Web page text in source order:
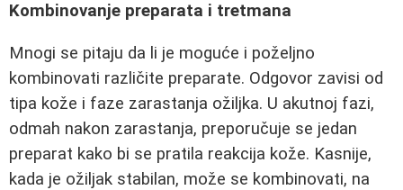
Kombinovanje preparata i tretmana
Mnogi se pitaju da li je moguće i poželjno
kombinovati različite preparate. Odgovor zavisi od
tipa kože i faze zarastanja ožiljka. U akutnoj fazi,
odmah nakon zarastanja, preporučuje se jedan
preparat kako bi se pratila reakcija kože. Kasnije,
kada je ožiljak stabilan, može se kombinovati, na